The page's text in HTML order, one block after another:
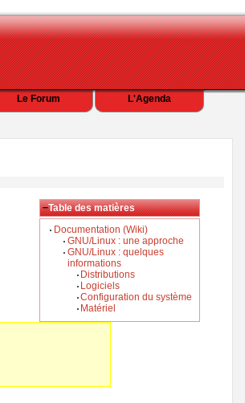
L'Agenda
Le Forum
−Table des matières
Documentation (Wiki)
GNU/Linux : une approche
GNU/Linux : quelques
informations
Distributions
Logiciels
Configuration du système
Matériel